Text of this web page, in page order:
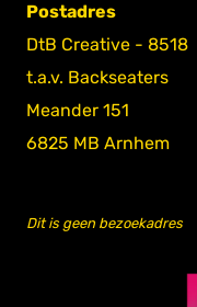
Postadres
DtB Creative - 8518
t.a.v. Backseaters
Meander 151
6825 MB Arnhem
Dit is geen bezoekadres